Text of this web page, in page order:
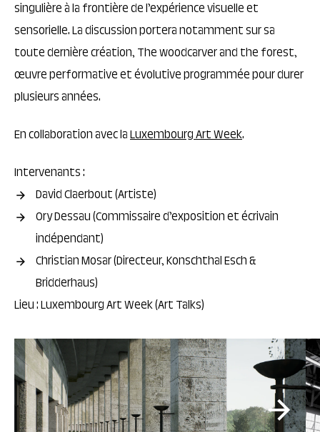
singulière à la frontière de l’expérience visuelle et
sensorielle. La discussion portera notamment sur sa
toute dernière création, The woodcarver and the forest,
œuvre performative et évolutive programmée pour durer
plusieurs années.
En collaboration avec laLuxembourg Art Week.
Intervenants :
David Claerbout (Artiste)
Ory Dessau (Commissaire d’exposition et écrivain
indépendant)
Christian Mosar (Directeur, Konschthal Esch &
Bridderhaus)
Lieu : Luxembourg Art Week (Art Talks)